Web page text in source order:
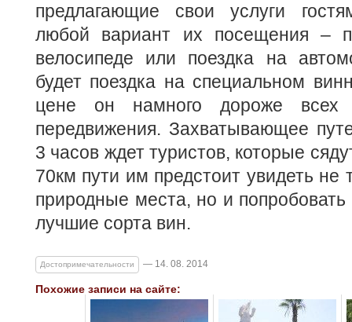
предлагающие свои услуги
любой вариант их посещения –
велосипеде или поездка на
будет поездка на специальном
цене он намного дороже всех
передвижения. Захватывающее
3 часов ждет туристов, которые
70км пути им предстоит увидеть не
природные места, но и
лучшие сорта вин.
Достопримечательности — 14. 08. 2014
Похожие записи на сайте: